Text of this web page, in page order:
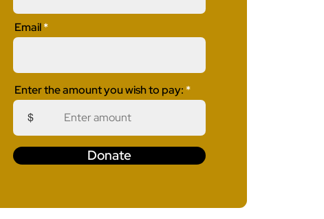
Email
Enter the amount you wish to pay:
$
Donate